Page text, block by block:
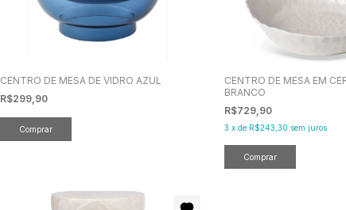
CENTRO DE MESA DE VIDRO AZUL
R$299,90
CENTRO DE MESA EM
BRANCO
R$729,90
3 x de R$243,30 sem juros